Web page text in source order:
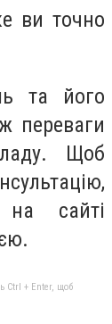
ви точно
та його
переваги
Щоб
на сайті
Ctrl + Enter, щоб